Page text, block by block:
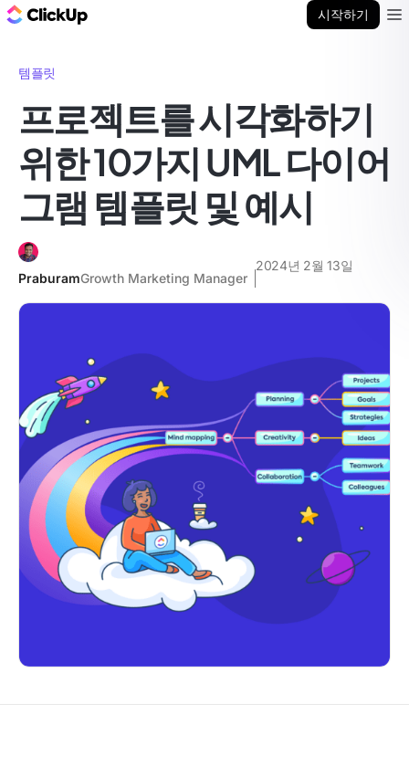
시작하기
템플릿
프로젝트를 시각화하기
위한 10가지 UML 다이어
그램 템플릿 및 예시
PraburamGrowth Marketing Manager
2024년 2월 13일